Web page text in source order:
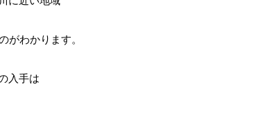
がわかります。
入手は